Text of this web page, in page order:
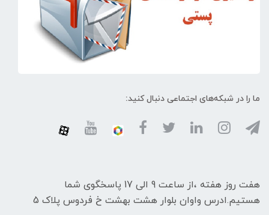
ما را در شبکه‌های اجتماعی دنبال کنید:
هفت روز هفته ،از ساعت 9 الی 17 پاسخگوی شما
هستیم.ادرس واوان بلوار هشت بهشت خ فردوس پلاک 5